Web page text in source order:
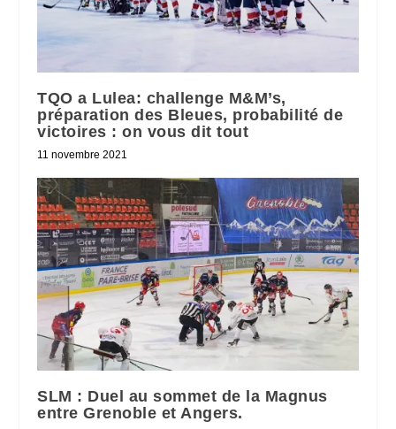
TQO a Lulea: challenge M&M’s,
préparation des Bleues, probabilité de
victoires : on vous dit tout
11 novembre 2021
SLM : Duel au sommet de la Magnus
entre Grenoble et Angers.